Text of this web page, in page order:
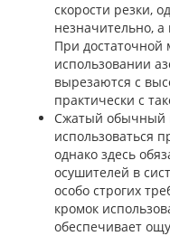
скорости резки,
незначительно, а
При достаточной
использовании
вырезаются с
практически с
Сжатый обычный
использоваться
однако здесь
осушителей в
особо строгих
кромок
обеспечивает